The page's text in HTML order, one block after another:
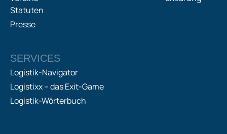
Statuten
Presse
SERVICES
Logistik-Navigator
Logistixx – das Exit-Game
Logistik-Wörterbuch